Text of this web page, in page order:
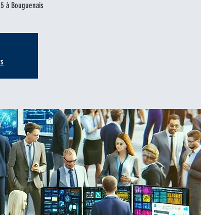
à Bouguenais